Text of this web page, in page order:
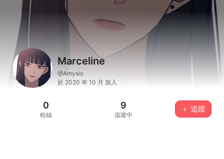
Marceline
@Amysio
於 2020 年 10 月 加入
0
粉絲
9
追蹤中
＋ 追蹤